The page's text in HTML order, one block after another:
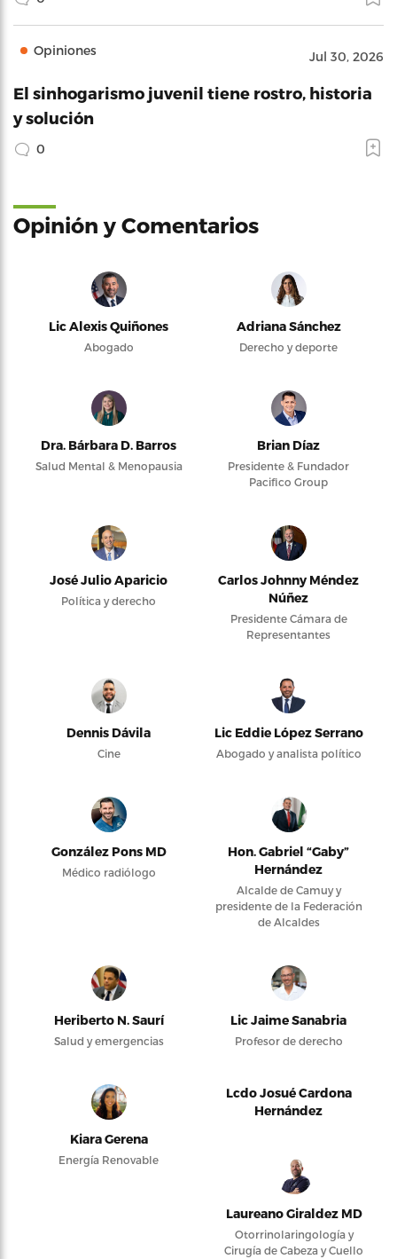
Opiniones Jul 30, 2026
El sinhogarismo juvenil tiene rostro, historia
y solución
0
Opinión y Comentarios
Lic Alexis Quiñones
Abogado
Adriana Sánchez
Derecho y deporte
Dra. Bárbara D. Barros
Salud Mental & Menopausia
Brian Díaz
Presidente & Fundador
Pacifico Group
José Julio Aparicio
Política y derecho
Carlos Johnny Méndez
Núñez
Presidente Cámara de
Representantes
Dennis Dávila
Cine
Lic Eddie López Serrano
Abogado y analista político
González Pons MD
Médico radiólogo
Hon. Gabriel “Gaby”
Hernández
Alcalde de Camuy y
presidente de la Federación
de Alcaldes
Heriberto N. Saurí
Salud y emergencias
Lic Jaime Sanabria
Profesor de derecho
Kiara Gerena
Energía Renovable
Lcdo Josué Cardona
Hernández
Laureano Giraldez MD
Otorrinolaringología y
Cirugía de Cabeza y Cuello